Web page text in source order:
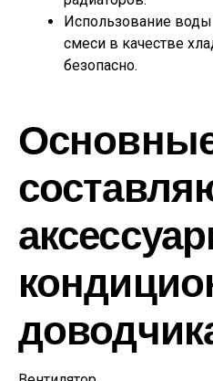
Использование
смеси в качестве
безопасно.